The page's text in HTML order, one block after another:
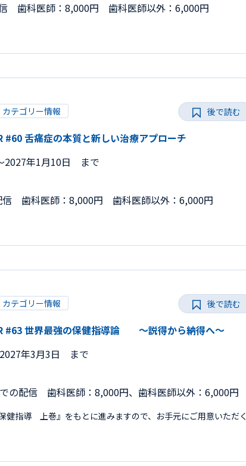
歯科医師：8,000円 歯科医師以外：6,000円
カテゴリー情報
#60 舌痛症の本質と新しい治療アプローチ
2027年1月10日 まで
信 歯科医師：8,000円 歯科医師以外：6,000円
後で読む
カテゴリー情報
#63 世界最強の保健指導論 ～説得から納得へ～
年3月3日 まで
の配信 歯科医師：8,000円、歯科医師以外：6,000円
健指導 上巻』をもとに進みますので、お手元にご用意いただく
後で読む